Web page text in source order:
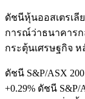
ดัชนีหุ้นออสเตรเลี
การณ์ว่าธนาคารก
กระตุ้นเศรษฐกิจ
ดัชนี S&P/ASX
+0.29% ดัชนี